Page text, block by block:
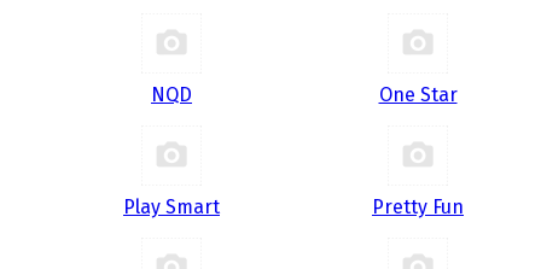
NQD One Star
Play Smart Pretty Fun